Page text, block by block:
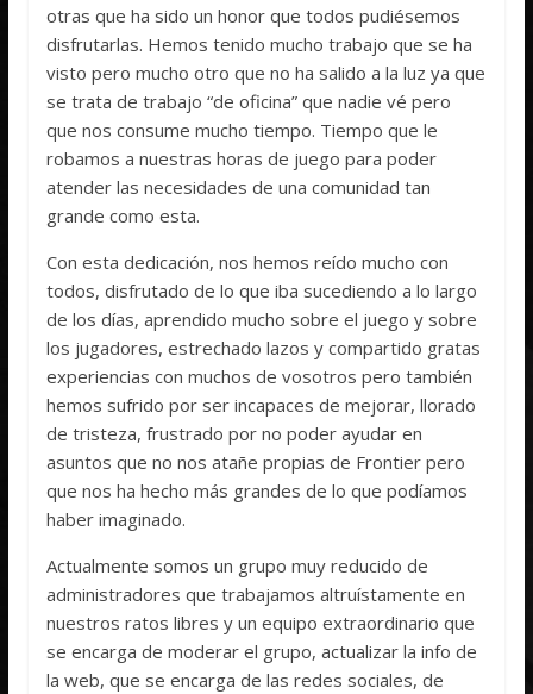
otras que ha sido un honor que todos pudiésemos
disfrutarlas. Hemos tenido mucho trabajo que se ha
visto pero mucho otro que no ha salido a la luz ya que
se trata de trabajo “de oficina” que nadie vé pero
que nos consume mucho tiempo. Tiempo que le
robamos a nuestras horas de juego para poder
atender las necesidades de una comunidad tan
grande como esta.
Con esta dedicación, nos hemos reído mucho con
todos, disfrutado de lo que iba sucediendo a lo largo
de los días, aprendido mucho sobre el juego y sobre
los jugadores, estrechado lazos y compartido gratas
experiencias con muchos de vosotros pero también
hemos sufrido por ser incapaces de mejorar, llorado
de tristeza, frustrado por no poder ayudar en
asuntos que no nos atañe propias de Frontier pero
que nos ha hecho más grandes de lo que podíamos
haber imaginado.
Actualmente somos un grupo muy reducido de
administradores que trabajamos altruístamente en
nuestros ratos libres y un equipo extraordinario que
se encarga de moderar el grupo, actualizar la info de
la web, que se encarga de las redes sociales, de